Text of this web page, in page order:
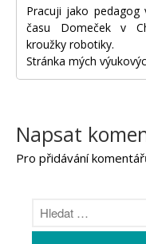
Pracuji jako pedagog
času Domeček v
kroužky robotiky.
Stránka mých
Napsat
Pro přidávání